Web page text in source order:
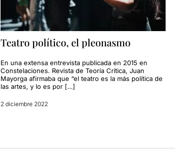
Teatro político, el pleonasmo
En una extensa entrevista publicada en 2015 en
Constelaciones. Revista de Teoría Crítica, Juan
Mayorga afirmaba que “el teatro es la más política de
las artes, y lo es por […]
2 diciembre 2022